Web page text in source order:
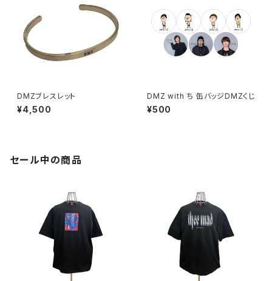
DMZブレスレット
¥4,500
DMZ with ち 缶バッジDMZくじ
¥500
セール中の商品